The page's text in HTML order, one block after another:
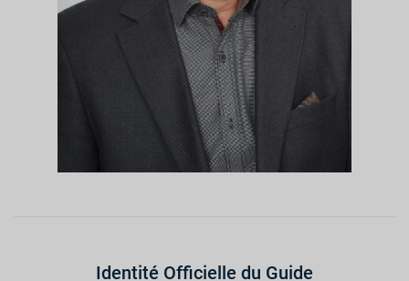
Identité Officielle du Guide